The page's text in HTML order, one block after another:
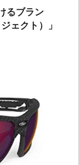
るブラン
ェクト）」